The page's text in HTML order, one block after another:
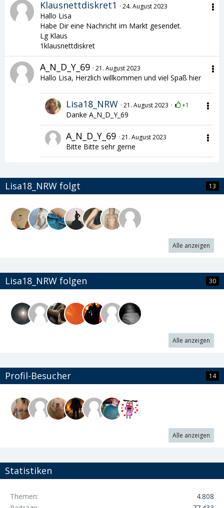
Klausnettdiskret1 24. August 2023
Hallo Lisa
Habe Dir eine Nachricht im Markt gesendet.
Lg Klaus
1klausnettdiskret
A_N_D_Y_69 21. August 2023
Hallo Lisa, Herzlich willkommen​ und viel Spaß hier
Lisa18_NRW 21. August 2023 +1
Danke A_N_D_Y_69
A_N_D_Y_69 21. August 2023
Bitte Bitte sehr gerne
Lisa18_NRW folgt 13
Alle anzeigen
Lisa18_NRW folgen 30
Alle anzeigen
Profil-Besucher 14
Alle anzeigen
Statistiken
Themen
4.808